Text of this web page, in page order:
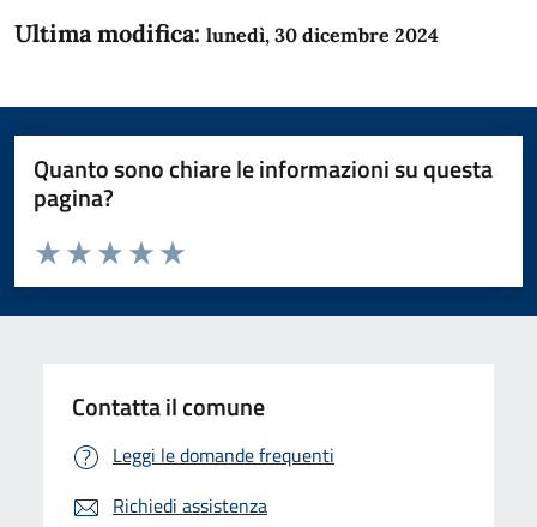
Ultima modifica: lunedì, 30 dicembre 2024
Quanto sono chiare le informazioni su questa
pagina?
Domanda
Valuta da 1 a 5 stelle la pagina
Valuta 5 stelle su 5
Valuta 4 stelle su 5
Valuta 3 stelle su 5
Valuta 2 stelle su 5
Valuta 1 stelle su 5
Contatta il comune
Leggi le domande frequenti
Richiedi assistenza